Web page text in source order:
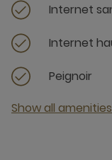
Internet
Internet
Peignoir
Show all